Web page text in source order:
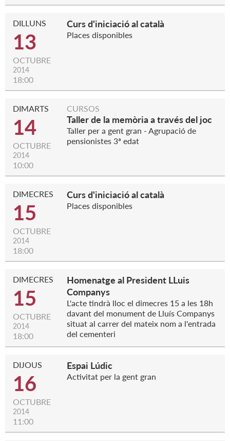
DILLUNS
13
OCTUBRE
2014
18:00
Curs d'iniciació al català
Places disponibles
DIMARTS
14
OCTUBRE
2014
10:00
CURSOS
Taller de la memòria a través del joc
Taller per a gent gran - Agrupació de
pensionistes 3ª edat
DIMECRES
15
OCTUBRE
2014
18:00
Curs d'iniciació al català
Places disponibles
DIMECRES
15
OCTUBRE
2014
18:00
Homenatge al President LLuis
Companys
L'acte tindrà lloc el dimecres 15 a les 18h
davant del monument de Lluís Companys
situat al carrer del mateix nom a l'entrada
del cementeri
DIJOUS
16
OCTUBRE
2014
11:00
Espai Lúdic
Activitat per la gent gran